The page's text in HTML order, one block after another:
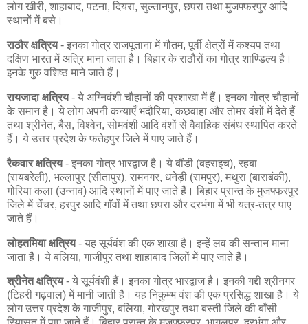
लोग खीरी, शाहाबाद, पटना, दियरा, सुल्तानपुर, छपरा तथा मुजफ्फरपुर आदि
स्थानों में बसे।
राठौर क्षत्रिय- इनका गोत्र राजपूताना में गौतम, पूर्वी क्षेत्रों में कश्यप तथा
दक्षिण भारत में अत्रि माना जाता है। बिहार के राठौरों का गोत्र शाण्डिल्य है।
इनके गुरु वशिष्ठ माने जाते हैं।
रायजादा क्षत्रिय- ये अग्निवंशी चौहानों की प्रशाखा में हैं। इनका गोत्र चौहानों
के समान है। ये लोग अपनी कन्याएँ भदौरिया, कछवाहा और तोमर वंशों में देते हैं
तथा श्रीनेत, बैस, विश्वेन, सोमवंशी आदि वंशों से वैवाहिक संबंध स्थापित करते
हैं। ये उत्तर प्रदेश के फतेहपुर जिले में पाए जाते हैं।
रैकवार क्षत्रिय- इनका गोत्र भारद्वाज है। ये बौंडी (बहराइच), रहबा
(रायबरेली), भल्लापुर (सीतापुर), रामनगर, धनेड़ी (रामपुर), मथुरा (बाराबंकी),
गोरिया कला (उन्नाव) आदि स्थानों में पाए जाते हैं। बिहार प्रान्त के मुजफ्फरपुर
जिले में चेंचर, हरपुर आदि गाँवों में तथा छपरा और दरभंगा में भी यत्र-तत्र पाए
जाते हैं।
लोहतमिया क्षत्रिय- यह सूर्यवंश की एक शाखा है। इन्हें लव की सन्तान माना
जाता है। ये बलिया, गाजीपुर तथा शाहाबाद जिलों में पाए जाते हैं।
श्रीनेत क्षत्रिय- ये सूर्यवंशी हैं। इनका गोत्र भारद्वाज है। इनकी गद्दी श्रीनगर
(टिहरी गढ़वाल) में मानी जाती है। यह निकुम्भ वंश की एक प्रसिद्ध शाखा है। ये
लोग उत्तर प्रदेश के गाजीपुर, बलिया, गोरखपुर तथा बस्ती जिले की बाँसी